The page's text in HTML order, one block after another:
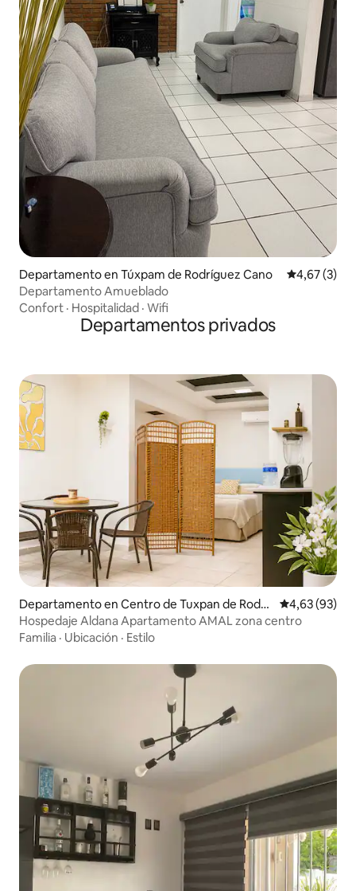
Departamento en Túxpam de Rodríguez Cano Calificación
4,67 (3)
Departamento Amueblado
Confort · Hospitalidad · Wifi
Departamentos privados
Departamento en Centro de Tuxpan de Rodrí
guez Cano
Calificación
4,63 (93)
Hospedaje Aldana Apartamento AMAL zona centro
Familia · Ubicación · Estilo